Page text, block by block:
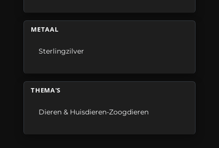
METAAL
Sterlingzilver
THEMA'S
Dieren & Huisdieren-Zoogdieren